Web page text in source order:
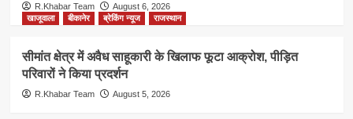
R.Khabar Team
August 6, 2026
खाजूवाला
बीकानेर ब्रेकिंग न्यूज राजस्थान
सीमांत क्षेत्र में अवैध साहूकारी के खिलाफ फूटा आक्रोश, पीड़ित
परिवारों ने किया प्रदर्शन
R.Khabar Team August 5, 2026